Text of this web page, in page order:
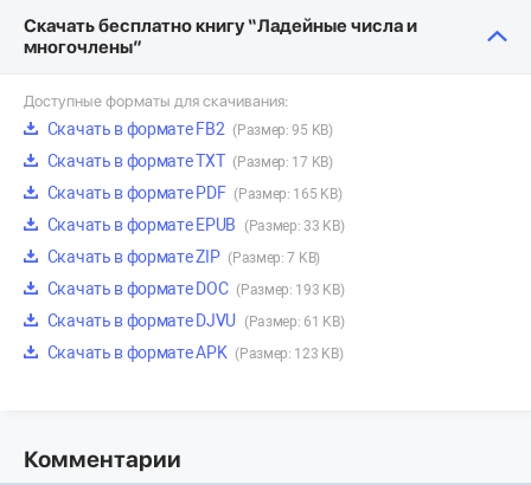
Скачать бесплатно книгу “Ладейные числа и
многочлены”
Доступные форматы для скачивания:
Скачать в формате FB2 (Размер: 95 KB)
Скачать в формате TXT (Размер: 17 KB)
Скачать в формате PDF (Размер: 165 KB)
Скачать в формате EPUB (Размер: 33 KB)
Скачать в формате ZIP (Размер: 7 KB)
Скачать в формате DOC (Размер: 193 KB)
Скачать в формате DJVU (Размер: 61 KB)
Скачать в формате APK (Размер: 123 KB)
Комментарии